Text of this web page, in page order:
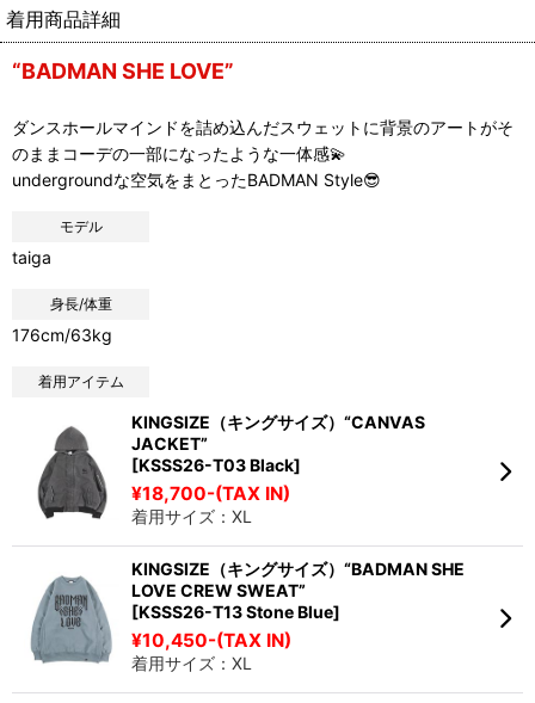
“BADMAN SHE LOVE”
ダンスホールマインドを詰め込んだスウェットに背景のアートがそ
のままコーデの一部になったような一体感💫
undergroundな空気をまとったBADMAN Style😎
モデル
taiga
身長/体重
176cm/63kg
着用アイテム
KINGSIZE（キングサイズ）“CANVAS
JACKET”
[KSSS26-T03 Black]
¥18,700-(TAX IN)
着用サイズ：XL
KINGSIZE（キングサイズ）“BADMAN SHE
LOVE CREW SWEAT”
[KSSS26-T13 Stone Blue]
¥10,450-(TAX IN)
着用サイズ：XL